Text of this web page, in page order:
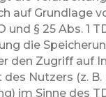
auf Grundlage
und § 25 Abs. 1
die
den Zugriff auf
Nutzers (z. B.
im Sinne des